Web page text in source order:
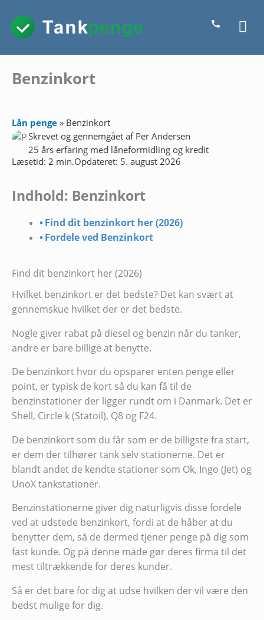
indholdet
Benzinkort
Lån penge » Benzinkort
Skrevet og gennemgået af Per Andersen
25 års erfaring med låneformidling og kredit
Læsetid: 2 min.Opdateret: 5. august 2026
Indhold: Benzinkort
Find dit benzinkort her (2026)
Fordele ved Benzinkort
Find dit benzinkort her (2026)
Hvilket benzinkort er det bedste? Det kan svært at
gennemskue hvilket der er det bedste.
Nogle giver rabat på diesel og benzin når du tanker,
andre er bare billige at benytte.
De benzinkort hvor du opsparer enten penge eller
point, er typisk de kort så du kan få til de
benzinstationer der ligger rundt om i Danmark. Det er
Shell, Circle k (Statoil), Q8 og F24.
De benzinkort som du får som er de billigste fra start,
er dem der tilhører tank selv stationerne. Det er
blandt andet de kendte stationer som Ok, Ingo (Jet) og
UnoX tankstationer.
Benzinstationerne giver dig naturligvis disse fordele
ved at udstede benzinkort, fordi at de håber at du
benytter dem, så de dermed tjener penge på dig som
fast kunde. Og på denne måde gør deres firma til det
mest tiltrækkende for deres kunder.
Så er det bare for dig at udse hvilken der vil være den
bedst mulige for dig.